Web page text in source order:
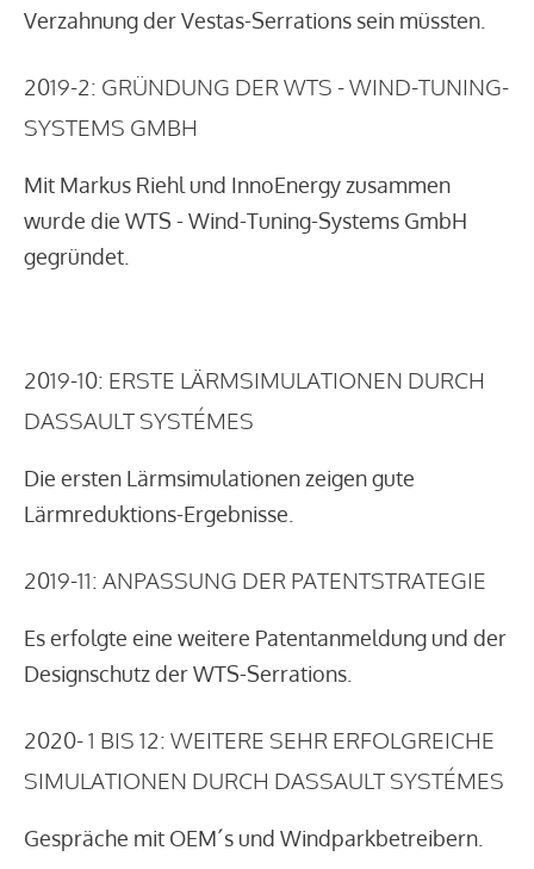
Verzahnung der Vestas-Serrations sein müssten.
2019-2: GRÜNDUNG DER WTS - WIND-TUNING-
SYSTEMS GMBH
Mit Markus Riehl und InnoEnergy zusammen
wurde die WTS - Wind-Tuning-Systems GmbH
gegründet.
2019-10: ERSTE LÄRMSIMULATIONEN DURCH
DASSAULT SYSTÉMES
Die ersten Lärmsimulationen zeigen gute
Lärmreduktions-Ergebnisse.
2019-11: ANPASSUNG DER PATENTSTRATEGIE
Es erfolgte eine weitere Patentanmeldung und der
Designschutz der WTS-Serrations.
2020- 1 BIS 12: WEITERE SEHR ERFOLGREICHE
SIMULATIONEN DURCH DASSAULT SYSTÉMES
Gespräche mit OEM´s und Windparkbetreibern.